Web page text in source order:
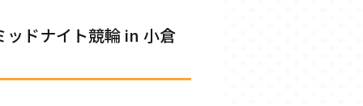
ッドナイト競輪 in 小倉